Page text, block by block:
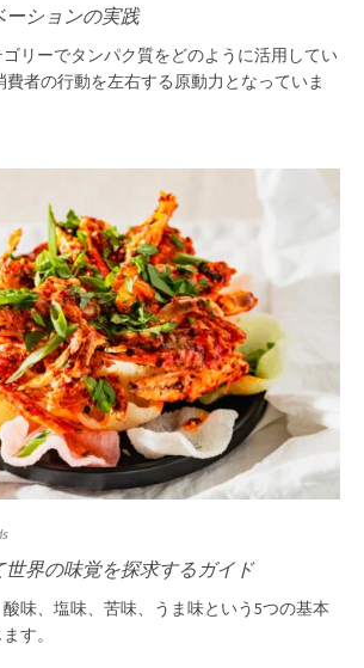
ーションの実践
リーでタンパク質をどのように活用してい
費者の行動を左右する原動力となっていま
界の味覚を探求するガイド
味、塩味、苦味、うま味という5つの基本
す。